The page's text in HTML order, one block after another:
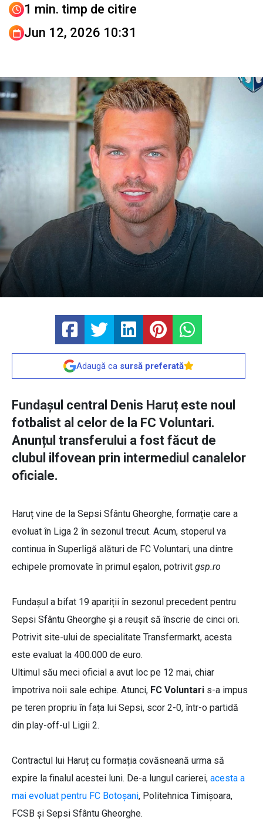
1 min. timp de citire
Jun 12, 2026 10:31
Adaugă ca sursă preferată
Fundașul central Denis Haruț este noul
fotbalist al celor de la FC Voluntari.
Anunțul transferului a fost făcut de
clubul ilfovean prin intermediul canalelor
oficiale.
Haruț vine de la Sepsi Sfântu Gheorghe, formație care a
evoluat în Liga 2 în sezonul trecut. Acum, stoperul va
continua în Superligă alături de FC Voluntari, una dintre
echipele promovate în primul eșalon, potrivit gsp.ro
Fundașul a bifat 19 apariții în sezonul precedent pentru
Sepsi Sfântu Gheorghe și a reușit să înscrie de cinci ori.
Potrivit site-ului de specialitate Transfermarkt, acesta
este evaluat la 400.000 de euro.
Ultimul său meci oficial a avut loc pe 12 mai, chiar
împotriva noii sale echipe. Atunci, FC Voluntari s-a impus
pe teren propriu în fața lui Sepsi, scor 2-0, într-o partidă
din play-off-ul Ligii 2.
Contractul lui Haruț cu formația covăsneană urma să
expire la finalul acestei luni. De-a lungul carierei, acesta a
mai evoluat pentru FC Botoșani, Politehnica Timișoara,
FCSB și Sepsi Sfântu Gheorghe.